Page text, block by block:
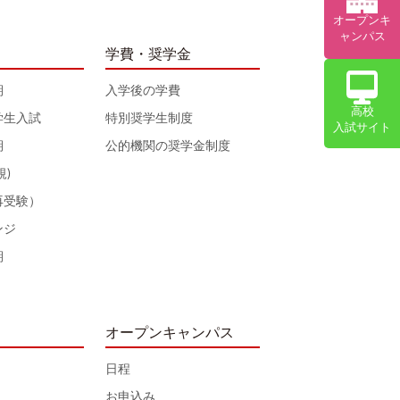
生入試
)
験）
ジ
学費・奨学金
入学後の学費
特別奨学生制度
公的機関の奨学金制度
オープンキャンパス
日程
お申込み
オープンキ
ャンパス
高校
入試サイト